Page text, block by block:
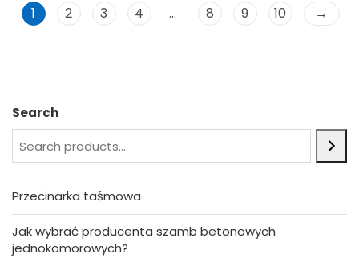
1 2 3 4 … 8 9 10 →
Search
Przecinarka taśmowa
Jak wybrać producenta szamb betonowych
jednokomorowych?